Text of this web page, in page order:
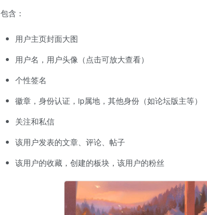
包含：
用户主页封面大图
用户名，用户头像（点击可放大查看）
个性签名
徽章，身份认证，ip属地，其他身份（如论坛版主等）
关注和私信
该用户发表的文章、评论、帖子
该用户的收藏，创建的板块，该用户的粉丝